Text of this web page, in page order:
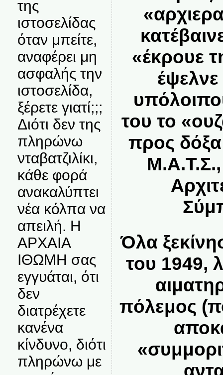
της
ιστοσελίδας
όταν μπείτε,
αναφέρει μη
ασφαλής την
ιστοσελίδα,
ξέρετε γιατί;;;
Διότι δεν της
πληρώνω
νταβατζιλίκι,
κάθε φορά
ανακαλύπτει
νέα κόλπα να
απειλή. Η
ΑΡΧΑΙΑ
ΙΘΩΜΗ σας
εγγυάται, ότι
δεν
διατρέχετε
κανένα
κίνδυνο, διότι
πληρώνω με
«έκρουε
έψελνε
του το
προς
Όλα
του 1949,
πόλεμος